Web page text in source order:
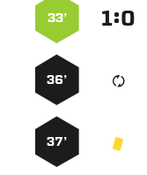
:
33’
36’
37’